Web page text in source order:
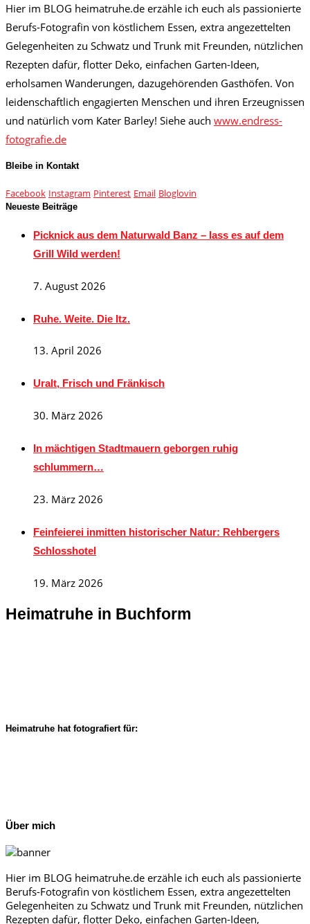
Hier im BLOG heimatruhe.de erzähle ich euch als passionierte
Berufs-Fotografin von köstlichem Essen, extra angezettelten
Gelegenheiten zu Schwatz und Trunk mit Freunden, nützlichen
Rezepten dafür, flotter Deko, einfachen Garten-Ideen,
erholsamen Wanderungen, dazugehörenden Gasthöfen. Von
leidenschaftlich engagierten Menschen und ihren Erzeugnissen
und natürlich vom Kater Barley! Siehe auch www.endress-
fotografie.de
Bleibe in Kontakt
Facebook Instagram Pinterest Email Bloglovin
Neueste Beiträge
Picknick aus dem Naturwald Banz – lass es auf dem
Grill Wild werden!
7. August 2026
Ruhe. Weite. Die Itz.
13. April 2026
Uralt, Frisch und Fränkisch
30. März 2026
In mächtigen Stadtmauern geborgen ruhig
schlummern…
23. März 2026
Feinfeierei inmitten historischer Natur: Rehbergers
Schlosshotel
19. März 2026
Heimatruhe in Buchform
Heimatruhe hat fotografiert für:
Über mich
Hier im BLOG heimatruhe.de erzähle ich euch als passionierte
Berufs-Fotografin von köstlichem Essen, extra angezettelten
Gelegenheiten zu Schwatz und Trunk mit Freunden, nützlichen
Rezepten dafür, flotter Deko, einfachen Garten-Ideen,